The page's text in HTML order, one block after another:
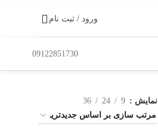
ورود / ثبت نام
09122851730
نمایش 9
24
36